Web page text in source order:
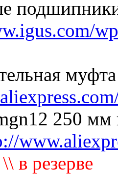
250
\\ в резерве